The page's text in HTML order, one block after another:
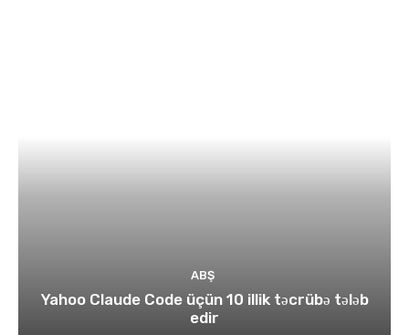
ABŞ
Yahoo Claude Code üçün 10 illik təcrübə tələb
edir